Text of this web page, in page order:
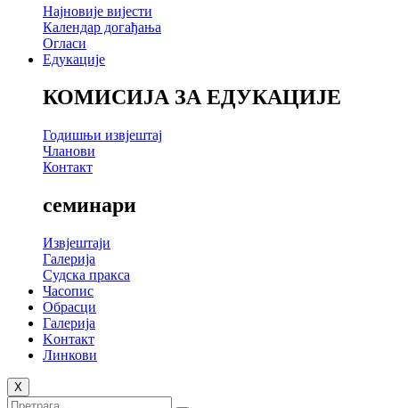
Најновије вијести
Календар догађања
Огласи
Едукације
КОМИСИЈА ЗА ЕДУКАЦИЈЕ
Годишњи извјештај
Чланови
Контакт
семинари
Извјештаји
Галерија
Судска пракса
Часопис
Обрасци
Галерија
Kонтакт
Линкови
X